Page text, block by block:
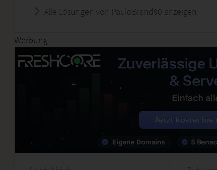
Alle Lösungen von PauloBrand90 anzeigen!
Werbung